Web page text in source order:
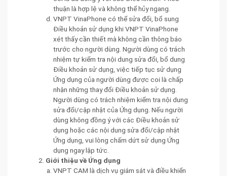
thuận là hợp lệ và không thể hủy ngang.
VNPT VinaPhone có thể sửa đổi, bổ sung
Điều khoản sử dụng khi VNPT VinaPhone
xét thấy cần thiết mà không cần thông báo
trước cho người dùng. Người dùng có trách
nhiệm tự kiểm tra nội dung sửa đổi, bổ dung
Điều khoản sử dụng, việc tiếp tục sử dụng
Ứng dụng của người dùng được coi là chấp
nhận những thay đổi Điều khoản sử dụng.
Người dùng có trách nhiệm kiểm tra nội dung
sửa đổi/cập nhật của Ứng dụng. Nếu người
dùng không đồng ý với các Điều khoản sử
dụng hoặc các nội dung sửa đổi/cập nhật
Ứng dụng, vui lòng chấm dứt sử dụng Ứng
dụng ngay lập tức.
Giới thiệu về Ứng dụng
VNPT CAM là dịch vụ giám sát và điều khiển